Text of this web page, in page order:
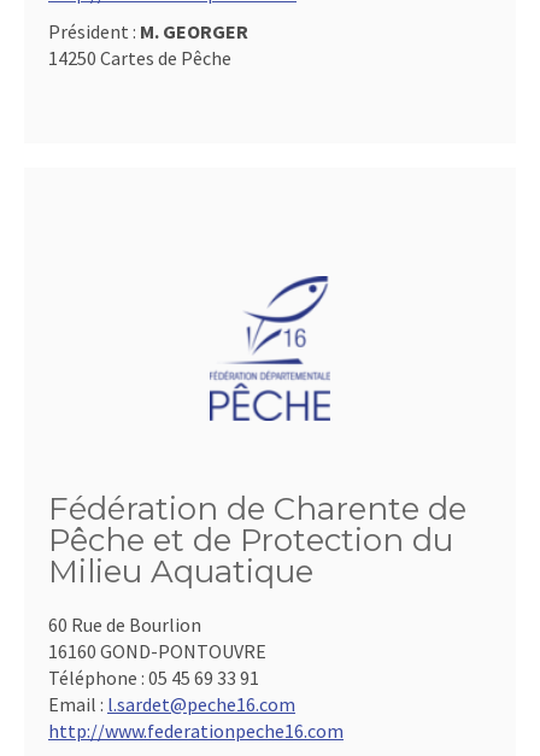
Président : M. GEORGER
14250 Cartes de Pêche
Fédération de Charente de
Pêche et de Protection du
Milieu Aquatique
60 Rue de Bourlion
16160 GOND-PONTOUVRE
Téléphone : 05 45 69 33 91
Email : l.sardet@peche16.com
http://www.federationpeche16.com